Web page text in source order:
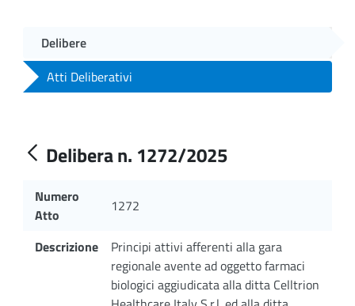
Delibere
Atti Deliberativi
Delibera n. 1272/2025
Numero
Atto
1272
Descrizione
Principi attivi afferenti alla gara
regionale avente ad oggetto farmaci
biologici aggiudicata alla ditta Celltrion